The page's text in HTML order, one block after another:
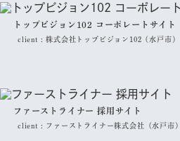
トップビジョン102 コーポレートサイト
client :株式会社トップビジョン102（水戸市）
ファーストライナー 採用サイト
client : ファーストライナー株式会社（水戸市）